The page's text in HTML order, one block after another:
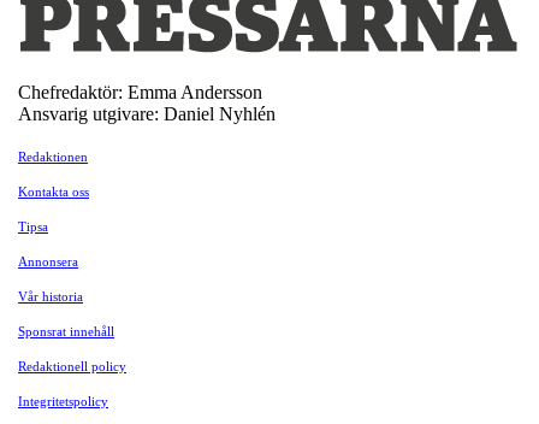
Chefredaktör: Emma Andersson
Ansvarig utgivare: Daniel Nyhlén
Redaktionen
Kontakta oss
Tipsa
Annonsera
Vår historia
Sponsrat innehåll
Redaktionell policy
Integritetspolicy